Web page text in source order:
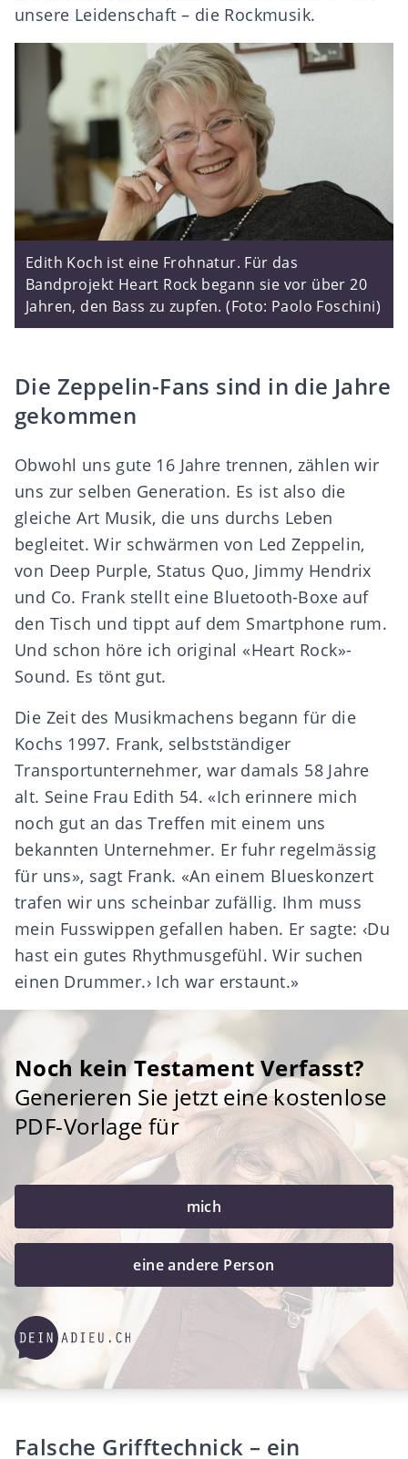
unsere Leidenschaft – die Rockmusik.
Edith Koch ist eine Frohnatur. Für das
Bandprojekt Heart Rock begann sie vor über 20
Jahren, den Bass zu zupfen. (Foto: Paolo Foschini)
Die Zeppelin-Fans sind in die Jahre
gekommen
Obwohl uns gute 16 Jahre trennen, zählen wir
uns zur selben Generation. Es ist also die
gleiche Art Musik, die uns durchs Leben
begleitet. Wir schwärmen von Led Zeppelin,
von Deep Purple, Status Quo, Jimmy Hendrix
und Co. Frank stellt eine Bluetooth-Boxe auf
den Tisch und tippt auf dem Smartphone rum.
Und schon höre ich original «Heart Rock»-
Sound. Es tönt gut.
Die Zeit des Musikmachens begann für die
Kochs 1997. Frank, selbstständiger
Transportunternehmer, war damals 58 Jahre
alt. Seine Frau Edith 54. «Ich erinnere mich
noch gut an das Treffen mit einem uns
bekannten Unternehmer. Er fuhr regelmässig
für uns», sagt Frank. «An einem Blueskonzert
trafen wir uns scheinbar zufällig. Ihm muss
mein Fusswippen gefallen haben. Er sagte: ‹Du
hast ein gutes Rhythmusgefühl. Wir suchen
einen Drummer.› Ich war erstaunt.»
Noch kein Testament Verfasst?
Generieren Sie jetzt eine kostenlose
PDF-Vorlage für
mich
eine andere Person
Falsche Grifftechnick – ein